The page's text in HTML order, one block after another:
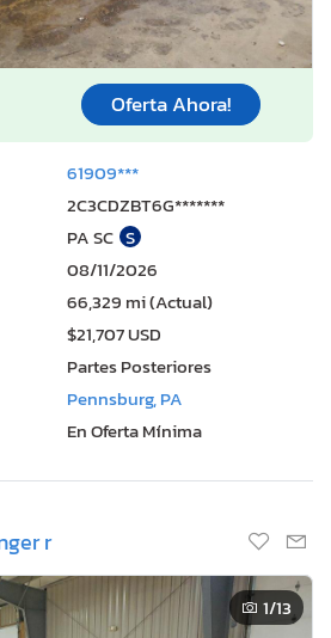
Oferta Ahora!
61909***
2C3CDZBT6G*******
PA SC S
08/11/2026
66,329 mi (Actual)
$21,707 USD
Partes Posteriores
Pennsburg, PA
En Oferta Mínima
r
1/13